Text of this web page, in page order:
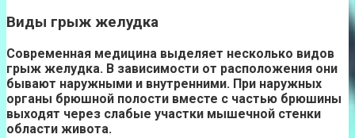
Виды грыж желудка
Современная медицина выделяет несколько видов
грыж желудка. В зависимости от расположения они
бывают наружными и внутренними. При наружных
органы брюшной полости вместе с частью брюшины
выходят через слабые участки мышечной стенки
области живота.